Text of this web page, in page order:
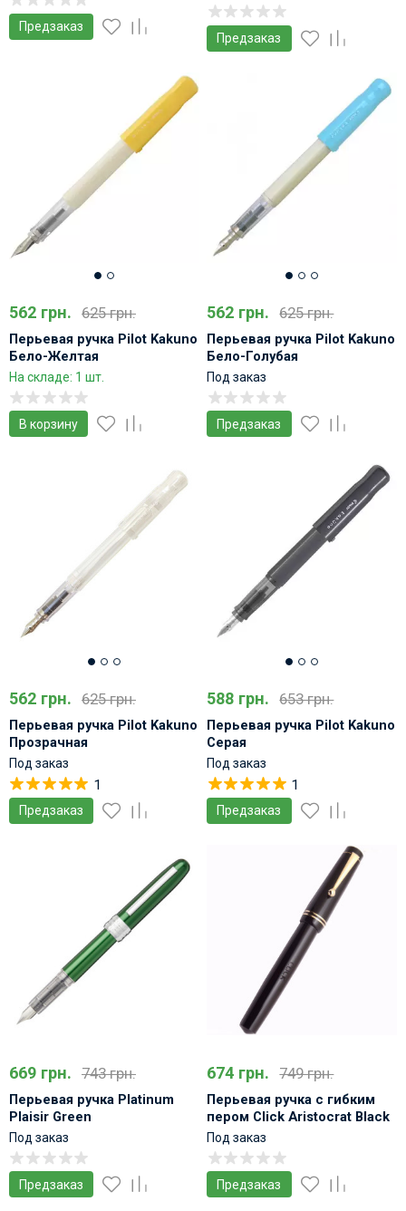
Предзаказ
Предзаказ
562 грн. 625 грн.
Перьевая ручка Pilot Kakuno
Бело-Желтая
На складе: 1 шт.
В корзину
562 грн. 625 грн.
Перьевая ручка Pilot Kakuno
Бело-Голубая
Под заказ
Предзаказ
562 грн. 625 грн.
Перьевая ручка Pilot Kakuno
Прозрачная
Под заказ
1
Предзаказ
588 грн. 653 грн.
Перьевая ручка Pilot Kakuno
Серая
Под заказ
1
Предзаказ
669 грн. 743 грн.
Перьевая ручка Platinum
Plaisir Green
Под заказ
Предзаказ
674 грн. 749 грн.
Перьевая ручка с гибким
пером Click Aristocrat Black
Gold Trims
Под заказ
Предзаказ